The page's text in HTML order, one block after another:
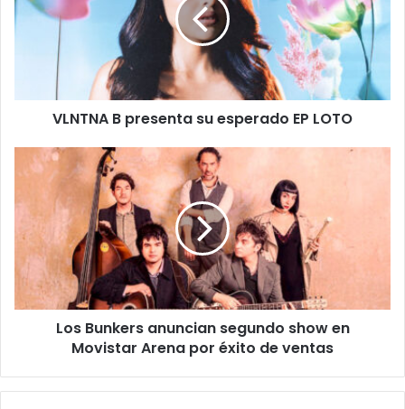
VLNTNA B presenta su esperado EP LOTO
Los Bunkers anuncian segundo show en
Movistar Arena por éxito de ventas